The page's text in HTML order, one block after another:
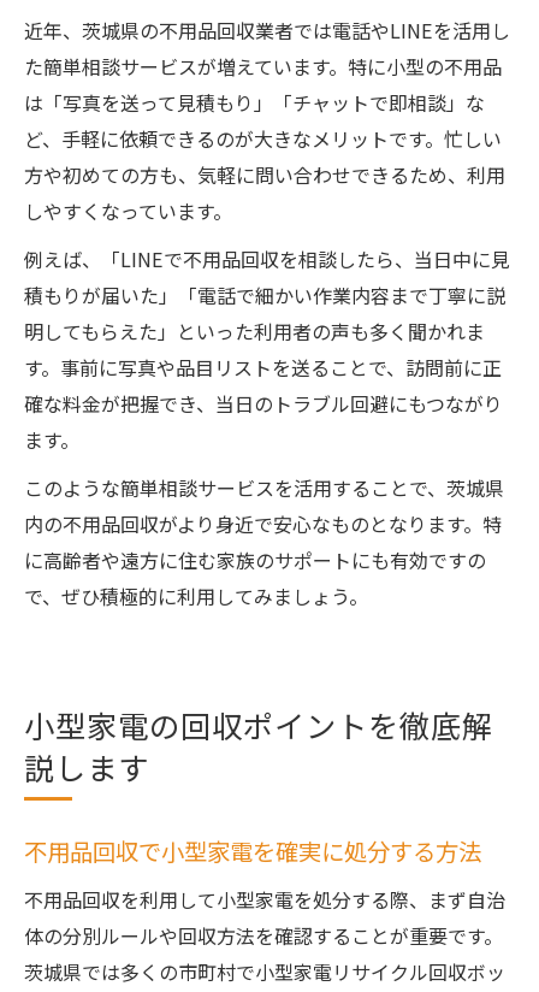
近年、茨城県の不用品回収業者では電話やLINEを活用し
た簡単相談サービスが増えています。特に小型の不用品
は「写真を送って見積もり」「チャットで即相談」な
ど、手軽に依頼できるのが大きなメリットです。忙しい
方や初めての方も、気軽に問い合わせできるため、利用
しやすくなっています。
例えば、「LINEで不用品回収を相談したら、当日中に見
積もりが届いた」「電話で細かい作業内容まで丁寧に説
明してもらえた」といった利用者の声も多く聞かれま
す。事前に写真や品目リストを送ることで、訪問前に正
確な料金が把握でき、当日のトラブル回避にもつながり
ます。
このような簡単相談サービスを活用することで、茨城県
内の不用品回収がより身近で安心なものとなります。特
に高齢者や遠方に住む家族のサポートにも有効ですの
で、ぜひ積極的に利用してみましょう。
小型家電の回収ポイントを徹底解
説します
不用品回収で小型家電を確実に処分する方法
不用品回収を利用して小型家電を処分する際、まず自治
体の分別ルールや回収方法を確認することが重要です。
茨城県では多くの市町村で小型家電リサイクル回収ボッ